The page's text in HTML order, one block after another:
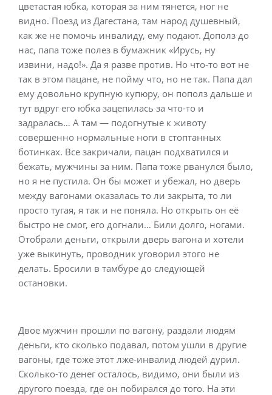
цветастая юбка, которая за ним тянется, ног не
видно. Поезд из Дагестана, там народ душевный,
как же не помочь инвалиду, ему подают. Дополз до
нас, папа тоже полез в бумажник «Ирусь, ну
извини, надо!». Да я разве против. Но что-то вот не
так в этом пацане, не пойму что, но не так. Папа дал
ему довольно крупную купюру, он пополз дальше и
тут вдруг его юбка зацепилась за что-то и
задралась… А там — подогнутые к животу
совершенно нормальные ноги в стоптанных
ботинках. Все закричали, пацан подхватился и
бежать, мужчины за ним. Папа тоже рванулся было,
но я не пустила. Он бы может и убежал, но дверь
между вагонами оказалась то ли закрыта, то ли
просто тугая, я так и не поняла. Но открыть он её
быстро не смог, его догнали… Били долго, ногами.
Отобрали деньги, открыли дверь вагона и хотели
уже выкинуть, проводник уговорил этого не
делать. Бросили в тамбуре до следующей
остановки.
Двое мужчин прошли по вагону, раздали людям
деньги, кто сколько подавал, потом ушли в другие
вагоны, где тоже этот лже-инвалид людей дурил.
Сколько-то денег осталось, видимо, они были из
другого поезда, где он побирался до того. На эти